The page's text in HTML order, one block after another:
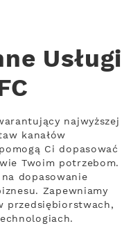
Usługi
najwyższej
kanałów
Ci dopasować
Twoim potrzebom.
dopasowanie
Zapewniamy
przedsiębiorstwach,